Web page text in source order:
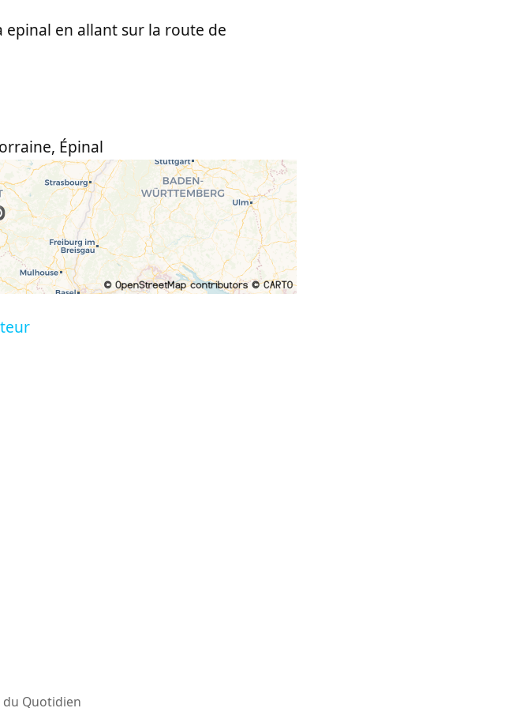
epinal en allant sur la route de
, Épinal
du Quotidien